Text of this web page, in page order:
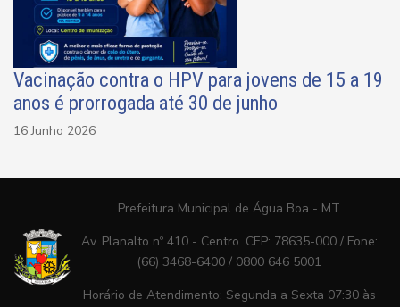
Vacinação contra o HPV para jovens de 15 a 19
anos é prorrogada até 30 de junho
16 Junho 2026
Prefeitura Municipal de Água Boa - MT
Av. Planalto nº 410 - Centro. CEP: 78635-000 / Fone:
(66) 3468-6400 / 0800 646 5001
Horário de Atendimento: Segunda a Sexta 07:30 às